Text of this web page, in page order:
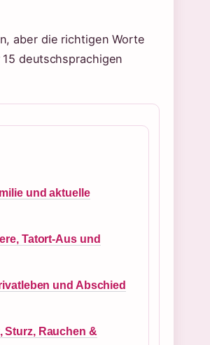
aber die richtigen Worte
deutschsprachigen
und aktuelle
Tatort-Aus und
und Abschied
Sturz, Rauchen &